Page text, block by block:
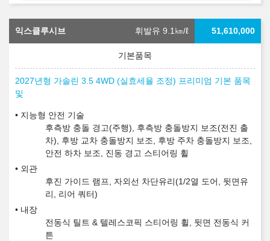
익스클루시브 휘발유 9.1㎞/ℓ 51,610,000
2027년형 가솔린 3.5 4WD (실효세율 조정) 프리미엄 기본 품목
및
지능형 안전 기술
후측방 충돌 경고(주행), 후측방 충돌방지 보조(전진 출
차), 후방 교차 충돌방지 보조, 후방 주차 충돌방지 보조,
안전 하차 보조, 진동 경고 스티어링 휠
외관
후진 가이드 램프, 자외선 차단유리(1/2열 도어, 뒷면유
리, 리어 쿼터)
내장
전동식 틸트 & 텔레스코픽 스티어링 휠, 뒷면 전동식 커
튼